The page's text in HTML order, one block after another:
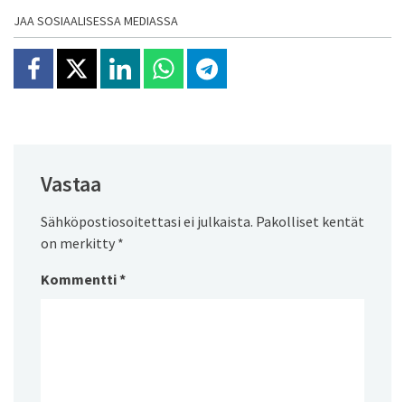
JAA SOSIAALISESSA MEDIASSA
Jaa Facebookissa
Jaa X:ssäJaa Linkedinissä
Jaa Whatsappissa
Jaa Telegramissa
Vastaa
Sähköpostiosoitettasi ei julkaista. Pakolliset kentät
on merkitty *
Kommentti*